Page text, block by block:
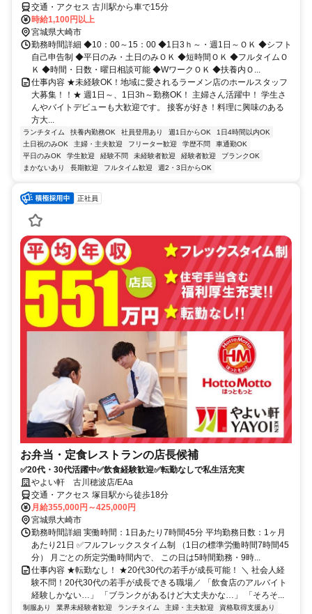
交通・アクセス 古川駅から車で15分
時給1,100円以上
宮城県大崎市
勤務時間詳細 ◆10：00～15：00 ◆1日3ｈ～・週1日～ＯＫ ◆シフト
自己申告制 ◆平日のみ・土日のみＯＫ ◆短時間ＯＫ ◆フルタイムＯ
Ｋ ◆時間・日数・曜日相談可能 ◆WワークＯＫ ◆扶養内Ｏ...
仕事内容 ★未経験OK！地域に愛されるラーメン店のホールスタッフ
大募集！！★ 週1日～、1日3h～勤務OK！ 主婦さん活躍中！ 学生さ
んやバイトデビューも大歓迎です。 接客が好き！料理に興味のある
方大...
ランチタイム 扶養内勤務OK 社員登用あり 週1日からOK
1日4時間以内OK
土日祝のみOK
主婦・主夫歓迎 フリーター歓迎 学歴不問
車通勤OK
平日のみOK
学生歓迎 経験不問 未経験者歓迎 経験者歓迎
ブランクOK
まかないあり
長期歓迎 フルタイム歓迎 週2・3日からOK
正社員
お弁当・定食レストランの店長候補
✅20代・30代活躍中✅飲食経験歓迎✅転勤なしで私生活充実
やよい軒 古川穂波店/EAa
交通・アクセス 塚目駅から徒歩18分
月給355,000円～425,000円
宮城県大崎市
勤務時間詳細 実働時間：1日あたり7時間45分 平均勤務日数：1ヶ月
あたり21日 ✅フルフレックスタイム制 （1日の標準労働時間7時間45
分） 月ごとの所定労働時間内で、 この日は5時間勤務・9時...
仕事内容 ★転勤なし！ ★20代30代の若手が成長可能！ ＼ 社会人経
験不問！20代30代の若手が成長できる職場／ 「飲食店のアルバイト
経験しかない…」 「ブランクがあるけど大丈夫かな…」 「そろそ...
制服あり 業界未経験者歓迎 ランチタイム 主婦・主夫歓迎
資格取得支援あり